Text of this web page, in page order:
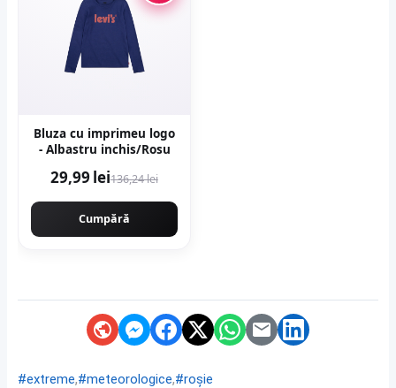
Bluza cu imprimeu logo
- Albastru inchis/Rosu
29,99 lei136,24 lei
Cumpără
#extreme,#meteorologice,#roșie